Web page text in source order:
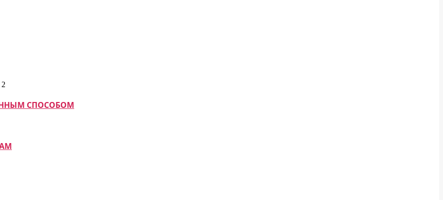
СПОСОБОМ